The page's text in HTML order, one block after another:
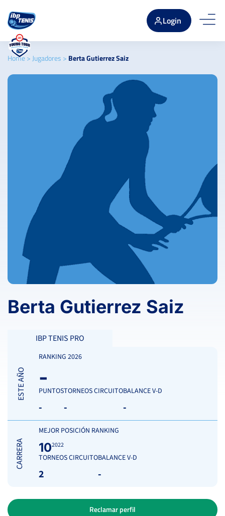
Login
Home> Jugadores > Berta Gutierrez Saiz
Berta Gutierrez Saiz
IBP TENIS PRO
ESTE AÑO
RANKING 2026
-
PUNTOS
-
TORNEOS CIRCUITO
-
BALANCE V-D
-
CARRERA
MEJOR POSICIÓN RANKING
102022
TORNEOS CIRCUITO
2
BALANCE V-D
-
Reclamar perfil